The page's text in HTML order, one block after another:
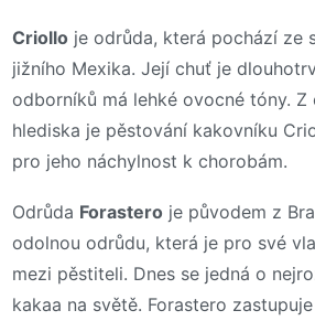
Criollo je odrůda, která pochází ze
jižního Mexika. Její chuť je
odborníků má lehké ovocné tóny. Z
hlediska je pěstování kakovníku
pro jeho náchylnost k chorobám.
Odrůda Forastero je původem z
odolnou odrůdu, která je pro své
mezi pěstiteli. Dnes se jedná o
kakaa na světě. Forastero